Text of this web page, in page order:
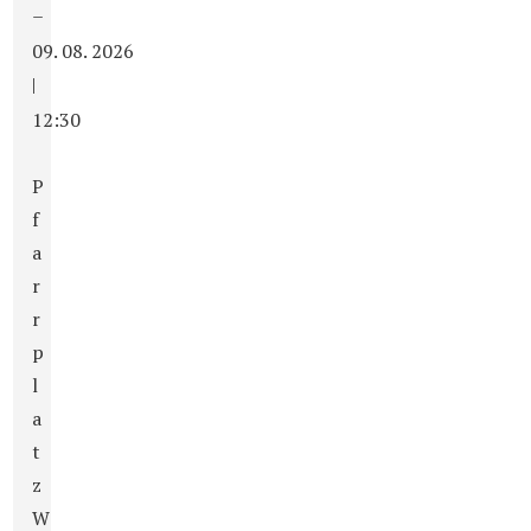
–
09. 08. 2026
|
12:30
P
f
a
r
r
p
l
a
t
z
W